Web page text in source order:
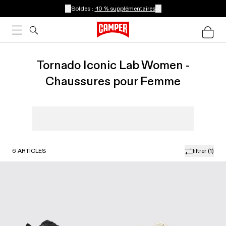
Soldes : -10 % supplémentaires
Tornado Iconic Lab Women -
Chaussures pour Femme
filtrer (1)
6 ARTICLES